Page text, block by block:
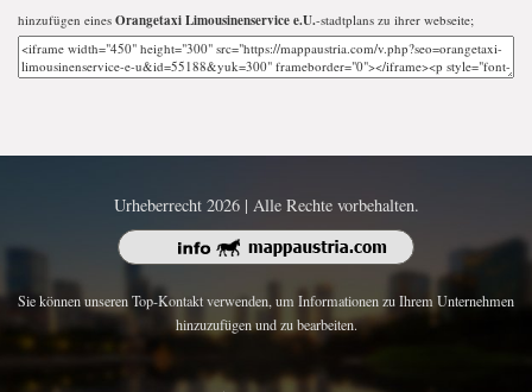
hinzufügen eines Orangetaxi Limousinenservice e.U.-stadtplans zu ihrer webseite;
Urheberrecht 2026 | Alle Rechte vorbehalten.
Sie können unseren Top-Kontakt verwenden, um Informationen zu Ihrem Unternehmen
hinzuzufügen und zu bearbeiten.